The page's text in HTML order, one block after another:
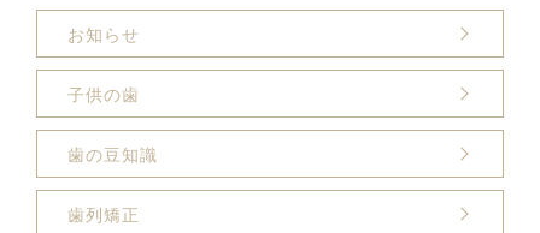
お知らせ
子供の歯
歯の豆知識
歯列矯正